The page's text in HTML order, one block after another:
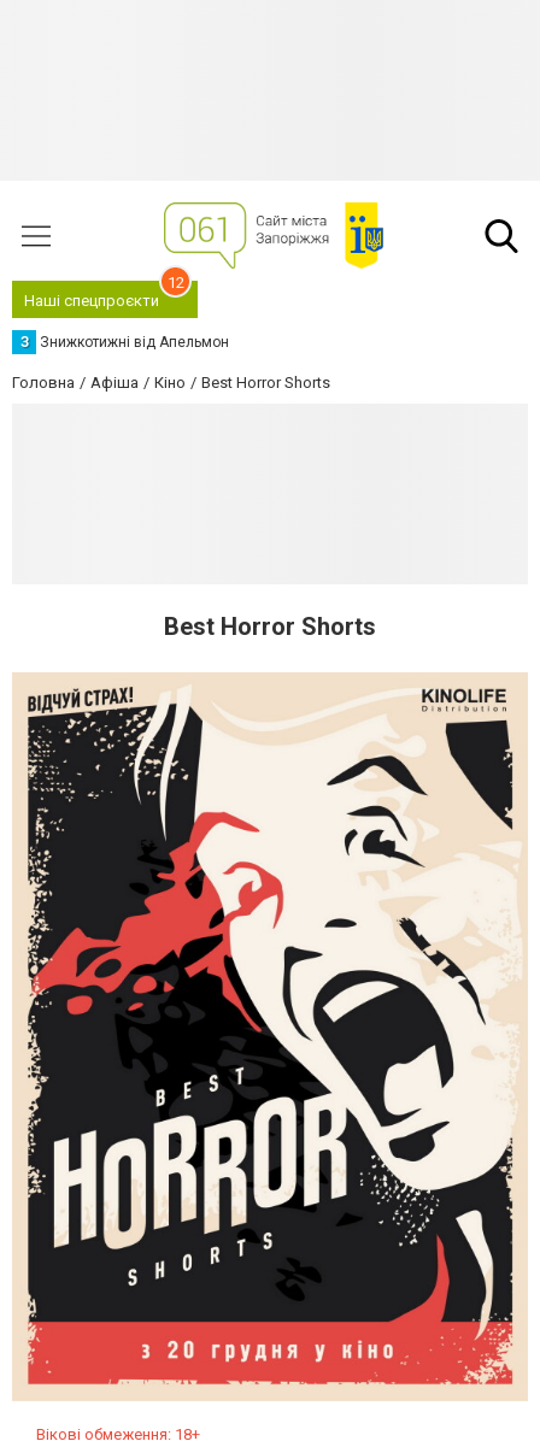
Наші спецпроєкти
12
З Знижкотижні від Апельмон
Головна Афіша Кіно Best Horror Shorts
Best Horror Shorts
Вікові обмеження: 18+